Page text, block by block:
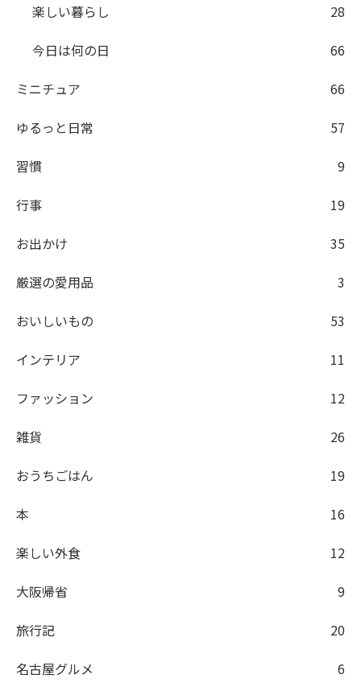
楽しい暮らし
28
今日は何の日
66
ミニチュア
66
ゆるっと日常
57
習慣
9
行事
19
お出かけ
35
厳選の愛用品
3
おいしいもの
53
インテリア
11
ファッション
12
雑貨
26
おうちごはん
19
本
16
楽しい外食
12
大阪帰省
9
旅行記
20
名古屋グルメ
6